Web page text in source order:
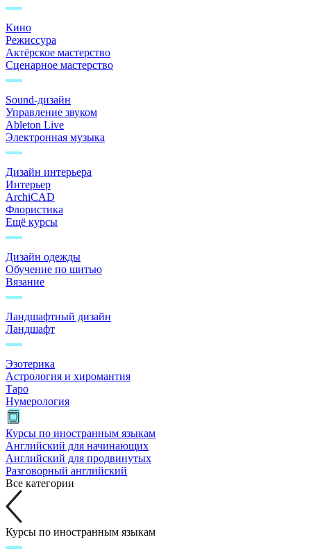
Кино
Режиссура
Актёрское мастерство
Сценарное мастерство
Sound-дизайн
Управление звуком
Ableton Live
Электронная музыка
Дизайн интерьера
Интерьер
ArchiCAD
Флористика
Ещё курсы
Дизайн одежды
Обучение по шитью
Вязание
Ландшафтный дизайн
Ландшафт
Эзотерика
Астрология и хиромантия
Таро
Нумерология
Курсы по иностранным языкам
Английский для начинающих
Английский для продвинутых
Разговорный английский
Все категории
Курсы по иностранным языкам